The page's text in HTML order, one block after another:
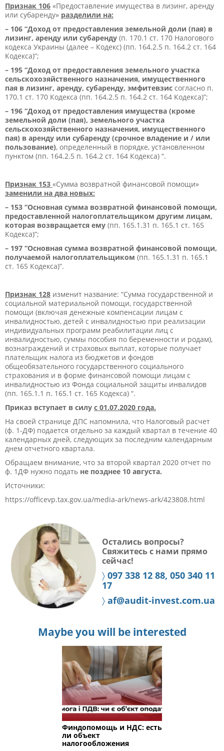
Признак 106 «Предоставление имущества в лизинг, аренду
или субаренду» разделили на:
– 106 “Доход от предоставления земельной доли (пая) в
лизинг, аренду или субаренду (п. 170.1 ст. 170 Налогового
кодекса Украины (далее – Кодекс) (пп. 164.2.5 п. 164.2 ст. 164
Кодекса)”;
– 195 “Доход от предоставления земельного участка
сельскохозяйственного назначения, имущественного
пая в лизинг, аренду, субаренду, эмфитевзис согласно п.
170.1 ст. 170 Кодекса (пп. 164.2.5 п. 164.2 ст. 164 Кодекса)”;
– 196 “Доход от предоставления имущества (кроме
земельной доли (пая), земельного участка
сельскохозяйственного назначения, имущественного
пая) в аренду или субаренду (срочное владение и / или
пользование), определенный в порядке, установленном
пунктом (пп. 164.2.5 п. 164.2 ст. 164 Кодекса) “.
Признак 153 «Сумма возвратной финансовой помощи»
заменили на два новых:
– 153 “Основная сумма возвратной финансовой помощи,
предоставленной налогоплательщиком другим лицам,
которая возвращается ему (пп. 165.1.31 п. 165.1 ст. 165
Кодекса)”;
– 197 “Основная сумма возвратной финансовой помощи,
получаемой налогоплательщиком (пп. 165.1.31 п. 165.1
ст. 165 Кодекса)”.
Признак 128 изменит название: “Сумма государственной и
социальной материальной помощи, государственной
помощи (включая денежные компенсации лицам с
инвалидностью, детей с инвалидностью при реализации
индивидуальных программ реабилитации лиц с
инвалидностью, суммы пособия по беременности и родам),
вознаграждений и страховых выплат, которые получает
плательщик налога из бюджетов и фондов
общеобязательного государственного социального
страхования и в форме финансовой помощи лицам с
инвалидностью из Фонда социальной защиты инвалидов
(пп. 165.1.1 п. 165.1 ст. 165 Кодекса) “.
Приказ вступает в силу с 01.07.2020 года.
На своей странице ДПС напомнила, что Налоговый расчет
(ф. 1-ДФ) подается отдельно за каждый квартал в течение 40
календарных дней, следующих за последним календарным
днем ​​отчетного квартала.
Обращаем внимание, что за второй квартал 2020 отчет по
ф. 1ДФ нужно подать не позднее 10 августа.
Источники:
https://officevp.tax.gov.ua/media-ark/news-ark/423808.html
Остались вопросы?
Свяжитесь с нами прямо
сейчас!
〉 097 338 12 88, 050 340 11
17
〉 af@audit-invest.com.ua
Maybe you will be interested
Финдопомощь и НДС: есть
ли объект
налогообложения